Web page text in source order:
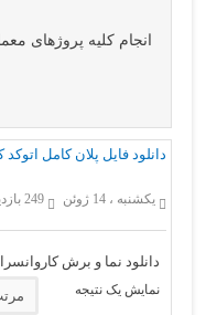
انجام کلیه پروژهای
دانلود فایل پلان کامل
یکشنبه ، 14 ژوئن 249 بازدید
دانلود نما و برش
نمایش یک نتیجه